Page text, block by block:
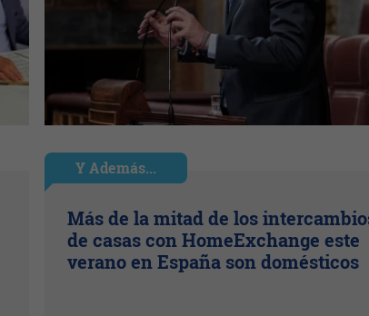
Y Además...
Más de la mitad de los
de casas con HomeExchange este
verano en España son domésticos